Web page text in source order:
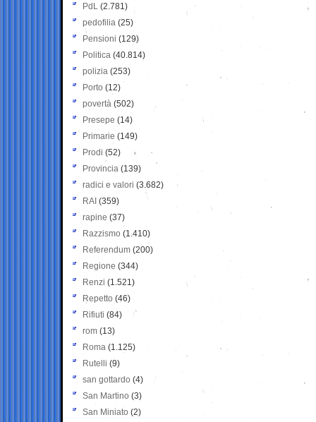
PdL (2.781)
pedofilia (25)
Pensioni (129)
Politica (40.814)
polizia (253)
Porto (12)
povertà (502)
Presepe (14)
Primarie (149)
Prodi (52)
Provincia (139)
radici e valori (3.682)
RAI (359)
rapine (37)
Razzismo (1.410)
Referendum (200)
Regione (344)
Renzi (1.521)
Repetto (46)
Rifiuti (84)
rom (13)
Roma (1.125)
Rutelli (9)
san gottardo (4)
San Martino (3)
San Miniato (2)